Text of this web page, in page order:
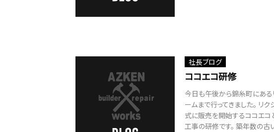
社長ブログ
ココエコ研修
今日も午後から錦糸町にある
ームまで行ってきました。 リ
式に販売を開始するココエコ
工事の研修です。 築年数の古